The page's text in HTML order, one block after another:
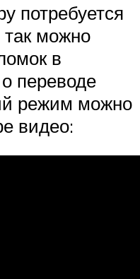
потребуется
можно
в
переводе
режим можно
видео: